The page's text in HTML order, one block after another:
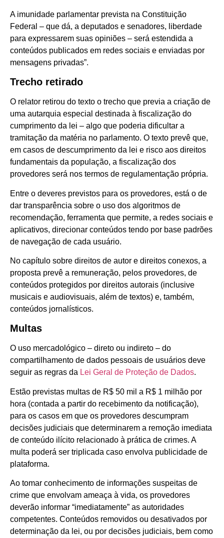
A imunidade parlamentar prevista na Constituição
Federal – que dá, a deputados e senadores, liberdade
para expressarem suas opiniões – será estendida a
conteúdos publicados em redes sociais e enviadas por
mensagens privadas”.
Trecho retirado
O relator retirou do texto o trecho que previa a criação de
uma autarquia especial destinada à fiscalização do
cumprimento da lei – algo que poderia dificultar a
tramitação da matéria no parlamento. O texto prevê que,
em casos de descumprimento da lei e risco aos direitos
fundamentais da população, a fiscalização dos
provedores será nos termos de regulamentação própria.
Entre o deveres previstos para os provedores, está o de
dar transparência sobre o uso dos algoritmos de
recomendação, ferramenta que permite, a redes sociais e
aplicativos, direcionar conteúdos tendo por base padrões
de navegação de cada usuário.
No capítulo sobre direitos de autor e direitos conexos, a
proposta prevê a remuneração, pelos provedores, de
conteúdos protegidos por direitos autorais (inclusive
musicais e audiovisuais, além de textos) e, também,
conteúdos jornalísticos.
Multas
O uso mercadológico – direto ou indireto – do
compartilhamento de dados pessoais de usuários deve
seguir as regras da Lei Geral de Proteção de Dados.
Estão previstas multas de R$ 50 mil a R$ 1 milhão por
hora (contada a partir do recebimento da notificação),
para os casos em que os provedores descumpram
decisões judiciais que determinarem a remoção imediata
de conteúdo ilícito relacionado à prática de crimes. A
multa poderá ser triplicada caso envolva publicidade de
plataforma.
Ao tomar conhecimento de informações suspeitas de
crime que envolvam ameaça à vida, os provedores
deverão informar “imediatamente” as autoridades
competentes. Conteúdos removidos ou desativados por
determinação da lei, ou por decisões judiciais, bem como